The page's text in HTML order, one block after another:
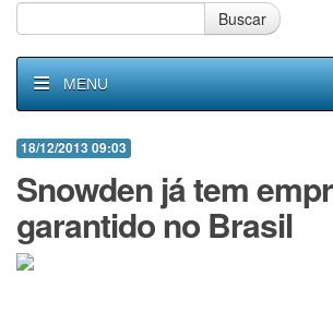
Buscar
MENU
18/12/2013 09:03
Snowden já tem
garantido no Brasil